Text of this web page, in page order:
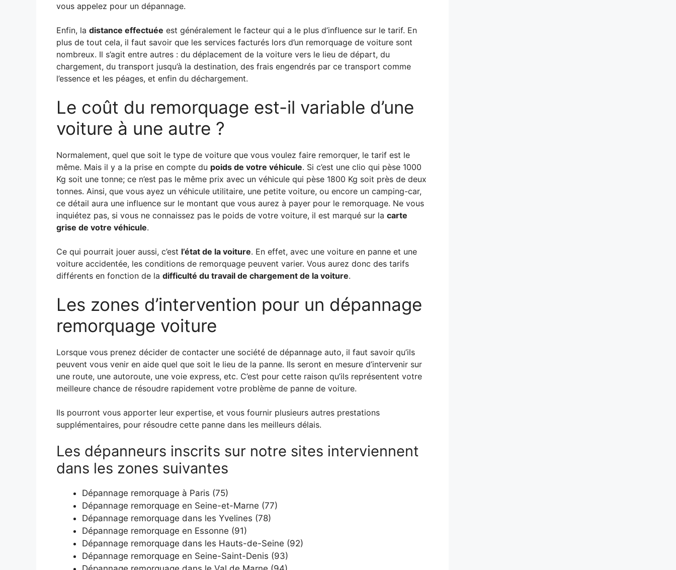
vous appelez pour un dépannage.
Enfin, la distance effectuée est généralement le facteur qui a le plus d’influence sur le tarif. En
plus de tout cela, il faut savoir que les services facturés lors d’un remorquage de voiture sont
nombreux. Il s’agit entre autres : du déplacement de la voiture vers le lieu de départ, du
chargement, du transport jusqu’à la destination, des frais engendrés par ce transport comme
l’essence et les péages, et enfin du déchargement.
Le coût du remorquage est-il variable d’une
voiture à une autre ?
Normalement, quel que soit le type de voiture que vous voulez faire remorquer, le tarif est le
même. Mais il y a la prise en compte du poids de votre véhicule. Si c’est une clio qui pèse 1000
Kg soit une tonne; ce n’est pas le même prix avec un véhicule qui pèse 1800 Kg soit près de deux
tonnes. Ainsi, que vous ayez un véhicule utilitaire, une petite voiture, ou encore un camping-car,
ce détail aura une influence sur le montant que vous aurez à payer pour le remorquage. Ne vous
inquiétez pas, si vous ne connaissez pas le poids de votre voiture, il est marqué sur la carte
grise de votre véhicule.
Ce qui pourrait jouer aussi, c’est l’état de la voiture. En effet, avec une voiture en panne et une
voiture accidentée, les conditions de remorquage peuvent varier. Vous aurez donc des tarifs
différents en fonction de la difficulté du travail de chargement de la voiture.
Les zones d’intervention pour un dépannage
remorquage voiture
Lorsque vous prenez décider de contacter une société de dépannage auto, il faut savoir qu’ils
peuvent vous venir en aide quel que soit le lieu de la panne. Ils seront en mesure d’intervenir sur
une route, une autoroute, une voie express, etc. C’est pour cette raison qu’ils représentent votre
meilleure chance de résoudre rapidement votre problème de panne de voiture.
Ils pourront vous apporter leur expertise, et vous fournir plusieurs autres prestations
supplémentaires, pour résoudre cette panne dans les meilleurs délais.
Les dépanneurs inscrits sur notre sites interviennent
dans les zones suivantes
Dépannage remorquage à Paris (75)
Dépannage remorquage en Seine-et-Marne (77)
Dépannage remorquage dans les Yvelines (78)
Dépannage remorquage en Essonne (91)
Dépannage remorquage dans les Hauts-de-Seine (92)
Dépannage remorquage en Seine-Saint-Denis (93)